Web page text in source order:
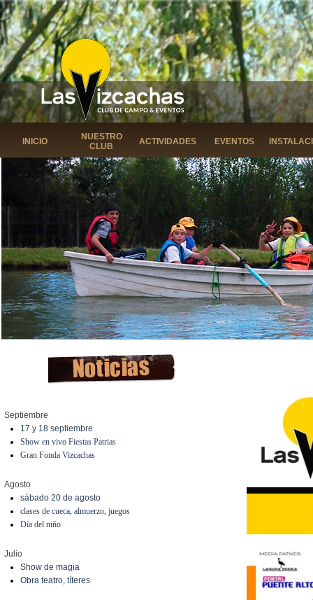
INICIO
NUESTRO
CLUB
ACTIVIDADES EVENTOS
Septiembre
17 y 18 septiembre
Show en vivo Fiestas Patrias
Gran Fonda Vizcachas
Agosto
sábado 20 de agosto
clases de cueca, almuerzo, juegos
Día del niño
Julio
Show de magia
Obra teatro, títeres